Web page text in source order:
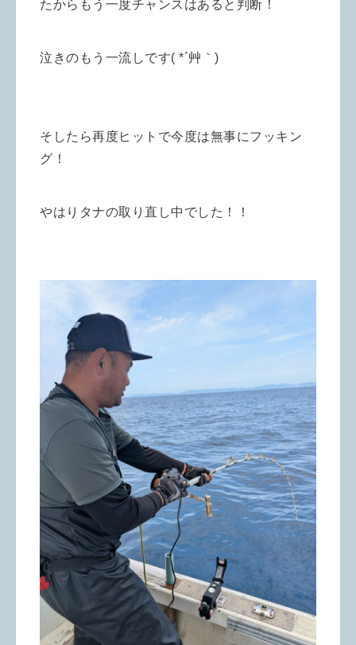
たからもう一度チャンスはあると判断！
泣きのもう一流しです( *´艸｀)
そしたら再度ヒットで今度は無事にフッキン
グ！
やはりタナの取り直し中でした！！